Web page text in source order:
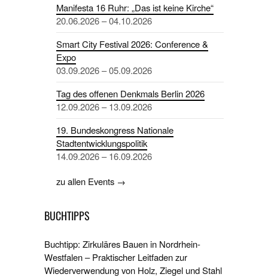
Manifesta 16 Ruhr: „Das ist keine Kirche“
20.06.2026 – 04.10.2026
Smart City Festival 2026: Conference &
Expo
03.09.2026 – 05.09.2026
Tag des offenen Denkmals Berlin 2026
12.09.2026 – 13.09.2026
19. Bundeskongress Nationale
Stadtentwicklungspolitik
14.09.2026 – 16.09.2026
zu allen Events →
BUCHTIPPS
Buchtipp: Zirkuläres Bauen in Nordrhein-
Westfalen – Praktischer Leitfaden zur
Wiederverwendung von Holz, Ziegel und Stahl